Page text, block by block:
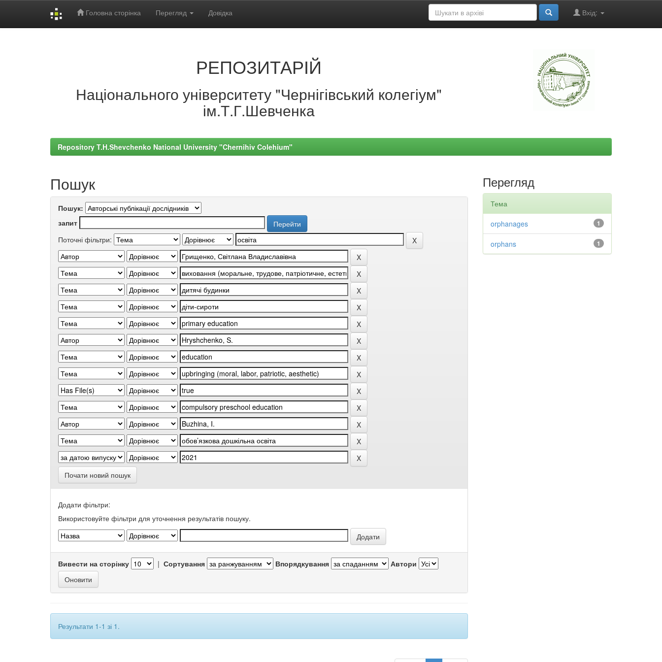
Головна сторінка Перегляд Довідка Вхід:
РЕПОЗИТАРІЙ
Національного університету "Чернігівський колегіум"
ім.Т.Г.Шевченка
Repository T.H.Shevchenko National University "Chernihiv Colehium"
Пошук
Пошук:
запит
Поточні фільтри:
Почати новий пошук
Додати фільтри:
Використовуйте фільтри для уточнення результатів пошуку.
Вивести на сторінку | Сортування Впорядкування Автори
Результати 1-1 зі 1.
Перегляд
Тема
1
orphanages
1
orphans